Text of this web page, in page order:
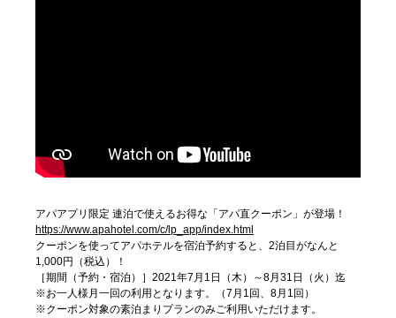
アパアプリ限定 連泊で使えるお得な「アパ直クーポン」が登場！
https://www.apahotel.com/c/lp_app/index.html
クーポンを使ってアパホテルを宿泊予約すると、2泊目がなんと
1,000円（税込）！
［期間（予約・宿泊）］2021年7月1日（木）～8月31日（火）迄
※お一人様月一回の利用となります。（7月1回、8月1回）
※クーポン対象の素泊まりプランのみご利用いただけます。